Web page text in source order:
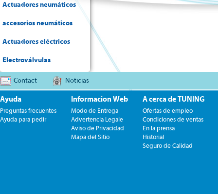
Actuadores neumáticos
accesorios neumáticos
Actuadores eléctricos
Electroválvulas
Contact Noticias
Ayuda
Preguntas frecuentes
Ayuda para pedir
Informacion Web
Modo de Entrega
Advertencia Legale
Aviso de Privacidad
Mapa del Sitio
A cerca de TUNING
Ofertas de empleo
Condiciones de ventas
En la prensa
Historial
Seguro de Calidad